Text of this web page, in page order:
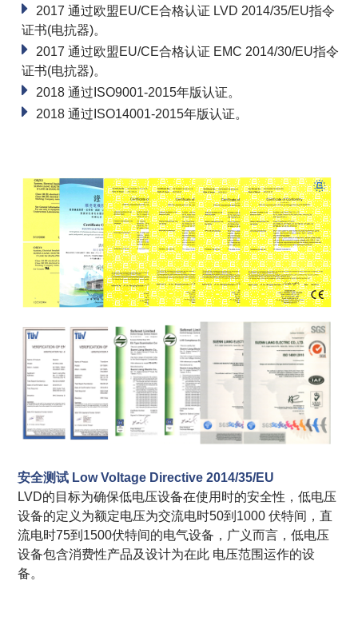
2017 通过欧盟EU/CE合格认证 LVD 2014/35/EU指令
证书(电抗器)。
2017 通过欧盟EU/CE合格认证 EMC 2014/30/EU指令
证书(电抗器)。
2018 通过ISO9001-2015年版认证。
2018 通过ISO14001-2015年版认证。
安全测试 Low Voltage Directive 2014/35/EU
LVD的目标为确保低电压设备在使用时的安全性，低电压
设备的定义为额定电压为交流电时50到1000 伏特间，直
流电时75到1500伏特间的电气设备，广义而言，低电压
设备包含消费性产品及设计为在此 电压范围运作的设
备。